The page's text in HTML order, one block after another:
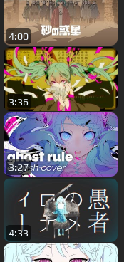
4:00
3:36
3:27
4:33